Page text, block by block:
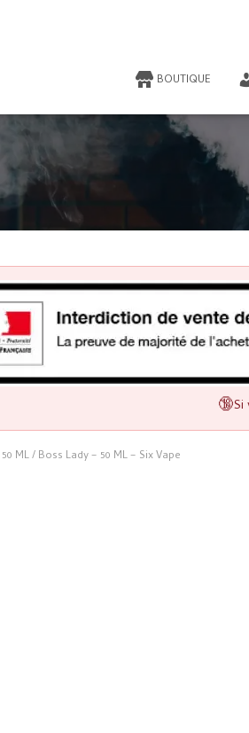
​BOUTIQUE
🔞Si
50 ML/ Boss Lady – 50 ML – Six Vape